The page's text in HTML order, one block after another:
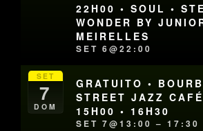
22H00 • SOUL •
WONDER BY
MEIRELLES
SET 6@22:00
SET
7
DOM
GRATUITO •
STREET JAZZ
15H00 • 16H30
SET 7@13:00 – 17:30